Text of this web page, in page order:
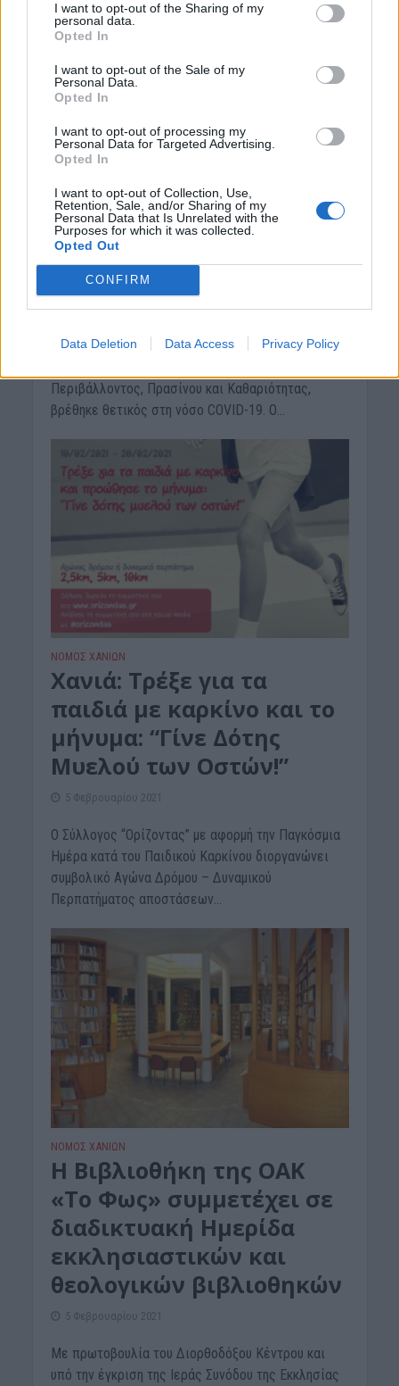
I want to opt-out of the Sharing of my
personal data.
Opted In
I want to opt-out of the Sale of my
Personal Data.
Opted In
I want to opt-out of processing my
Personal Data for Targeted Advertising.
Opted In
I want to opt-out of Collection, Use,
Retention, Sale, and/or Sharing of my
Personal Data that Is Unrelated with the
Purposes for which it was collected.
Opted Out
CONFIRM
Data Deletion Data Access Privacy Policy
ΚΟΡΩΝΟΪΟΣ - ΣΥΝΕΧΗΣ ΕΝΗΜΕΡΩΣΗ ΝΟΜΌΣ ΧΑΝΊΩΝ
Χανιά: Θετικός στον
κορωνοϊό εργαζόμενος
στον Δήμο
5 Φεβρουαρίου 2021
Ο Δήμος Χανίων ενημερώνει ότι, εργαζόμενος του
Περιβάλλοντος, Πρασίνου και Καθαριότητας,
βρέθηκε θετικός στη νόσο COVID-19. Ο...
ΝΟΜΌΣ ΧΑΝΊΩΝ
Xανιά: Τρέξε για τα
παιδιά με καρκίνο και το
μήνυμα: “Γίνε Δότης
Μυελού των Οστών!”
5 Φεβρουαρίου 2021
Ο Σύλλογος “Ορίζοντας” με αφορμή την Παγκόσμια
Ημέρα κατά του Παιδικού Καρκίνου διοργανώνει
συμβολικό Αγώνα Δρόμου – Δυναμικού
Περπατήματος αποστάσεων...
ΝΟΜΌΣ ΧΑΝΊΩΝ
Η Βιβλιοθήκη της ΟΑΚ
«Το Φως» συμμετέχει σε
διαδικτυακή Ημερίδα
εκκλησιαστικών και
θεολογικών βιβλιοθηκών
5 Φεβρουαρίου 2021
Με πρωτοβουλία του Διορθοδόξου Κέντρου και
υπό την έγκριση της Ιεράς Συνόδου της Εκκλησίας